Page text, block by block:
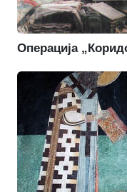
Операција